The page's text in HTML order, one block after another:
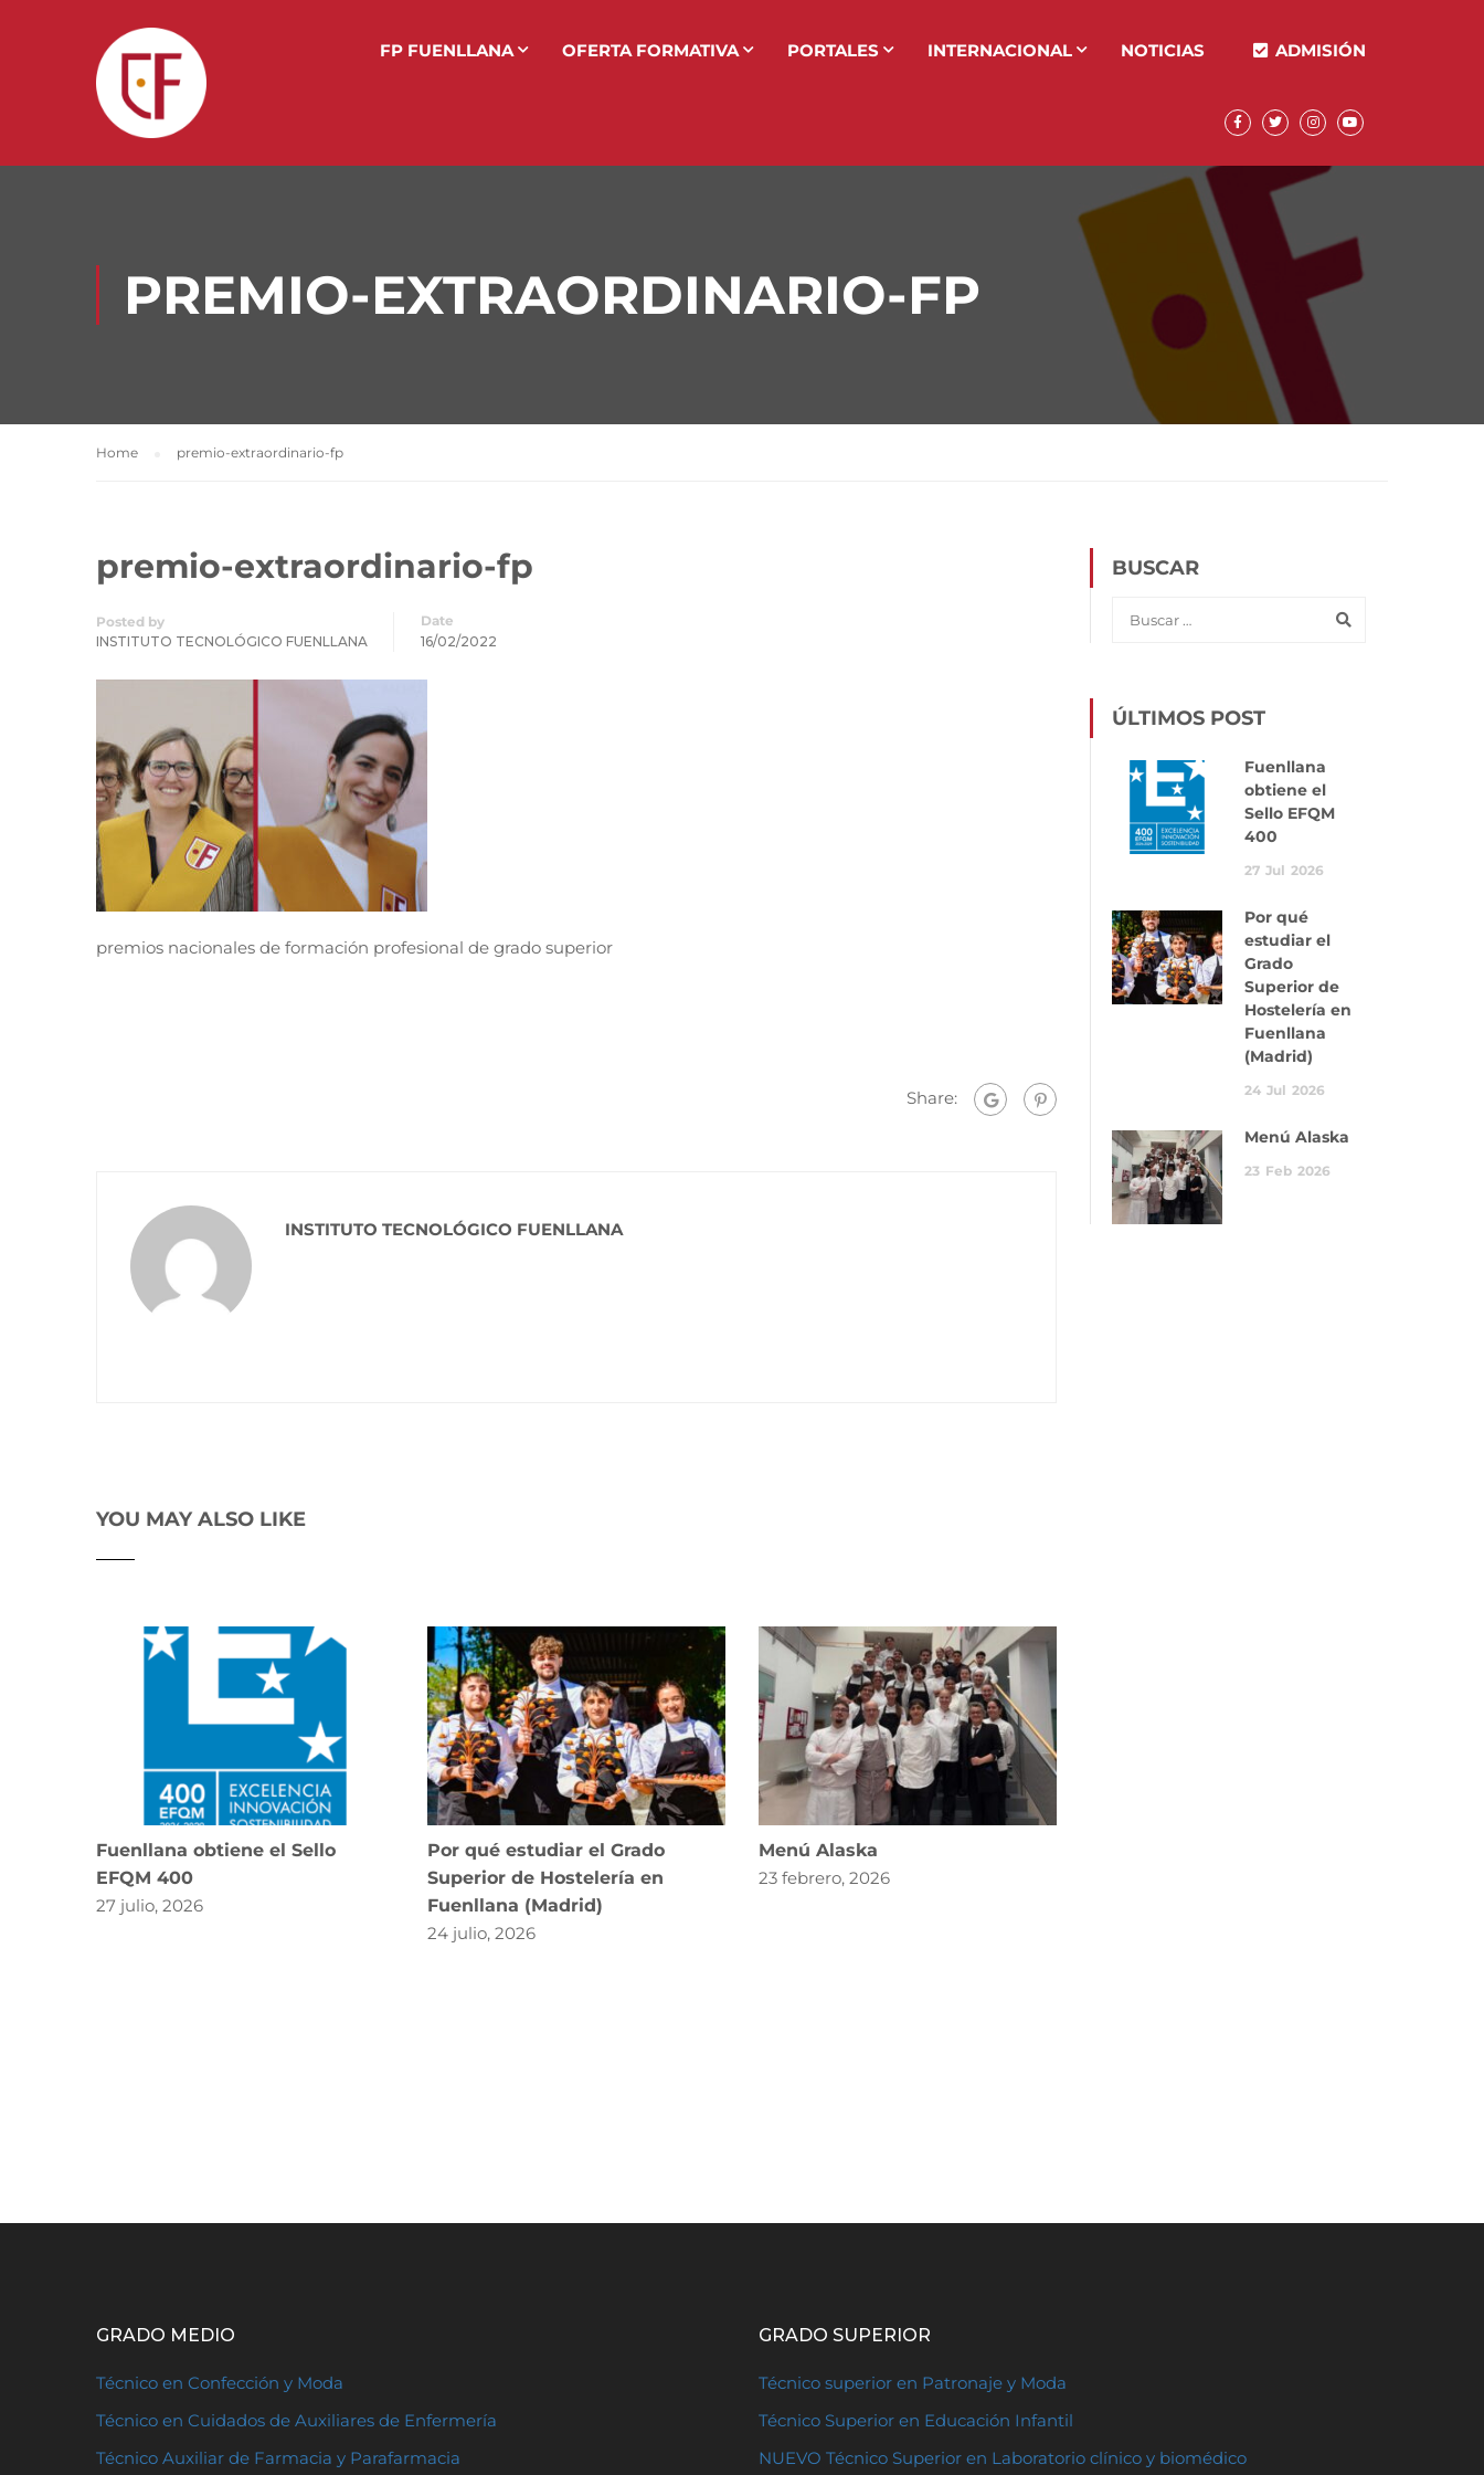
FP FUENLLANA OFERTA FORMATIVA PORTALES INTERNACIONAL NOTICIAS ADMISIÓN
PREMIO-EXTRAORDINARIO-FP
Home premio-extraordinario-fp
premio-extraordinario-fp
Posted by
INSTITUTO TECNOLÓGICO FUENLLANA
Date
16/02/2022
premios nacionales de formación profesional de grado superior
Share:
INSTITUTO TECNOLÓGICO FUENLLANA
YOU MAY ALSO LIKE
Fuenllana obtiene el Sello
EFQM 400
27 julio, 2026
Por qué estudiar el Grado
Superior de Hostelería en
Fuenllana (Madrid)
24 julio, 2026
Menú Alaska
23 febrero, 2026
BUSCAR
ÚLTIMOS POST
Fuenllana
obtiene el
Sello EFQM
400
27 Jul 2026
Por qué
estudiar el
Grado
Superior de
Hostelería en
Fuenllana
(Madrid)
24 Jul 2026
Menú Alaska
23 Feb 2026
GRADO MEDIO
Técnico en Confección y Moda
Técnico en Cuidados de Auxiliares de Enfermería
Técnico Auxiliar de Farmacia y Parafarmacia
GRADO SUPERIOR
Técnico superior en Patronaje y Moda
Técnico Superior en Educación Infantil
NUEVO Técnico Superior en Laboratorio clínico y biomédico